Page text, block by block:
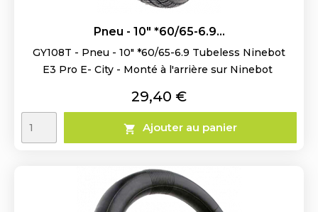
Pneu - 10" *60/65-6.9...
GY108T - Pneu - 10" *60/65-6.9 Tubeless Ninebot
E3 Pro E- City - Monté à l'arrière sur Ninebot
Prix
29,40 €
 Ajouter au panier